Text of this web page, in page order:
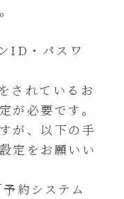
ID・パスワ
されているお
が必要です。
が、以下の⼿
定をお願いい
約システム